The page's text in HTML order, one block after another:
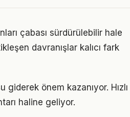
çabası sürdürülebilir hale
davranışlar kalıcı fark
önem kazanıyor. Hızlı
haline geliyor.